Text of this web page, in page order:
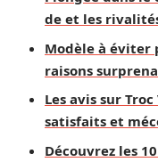
de et les
Modèle à éviter
raisons
Les avis sur
satisfaits et
Découvrez les